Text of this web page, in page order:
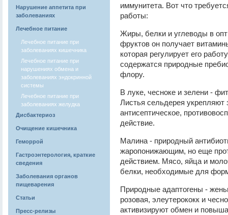
Нарушение аппетита при
заболеваниях
Лечебное питание
Лечебное питание при
заболеваниях кишечника
Лечебное питание при
нарушениях обмена и
заболеваниях эндокринной
системы
Лечебное питание при
заболеваниях желудка
Дисбактериоз
Очищение кишечника
Геморрой
Гастроэнтерология, краткие
сведения
Заболевания органов
пищеварения
Статьи
Пресс-релизы
иммунитета. Вот что
работы:
Жиры, белки и углеводы в
фруктов он получает
которая регулирует его
содержатся природные
флору.
В луке, чесноке и зелени -
Листья сельдерея
антисептическое,
действие.
Малина - природный
жаропонижающим, но еще
действием. Мясо, яйца и
белки, необходимые для
Природные адаптогены -
розовая, элеутерококк и
активизируют обмен и